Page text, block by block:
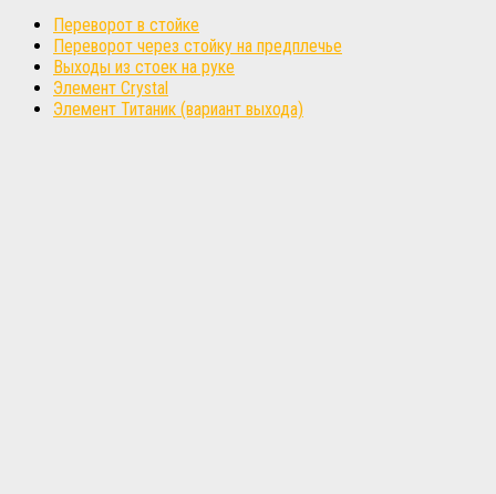
Переворот в стойке
Переворот через стойку на предплечье
Выходы из стоек на руке
Элемент Crystal
Элемент Титаник (вариант выхода)